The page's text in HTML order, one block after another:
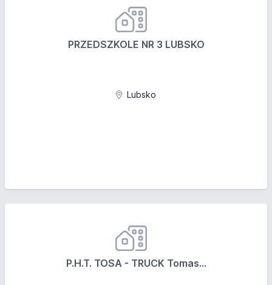
PRZEDSZKOLE NR 3 LUBSKO
Lubsko
P.H.T. TOSA - TRUCK Tomas...